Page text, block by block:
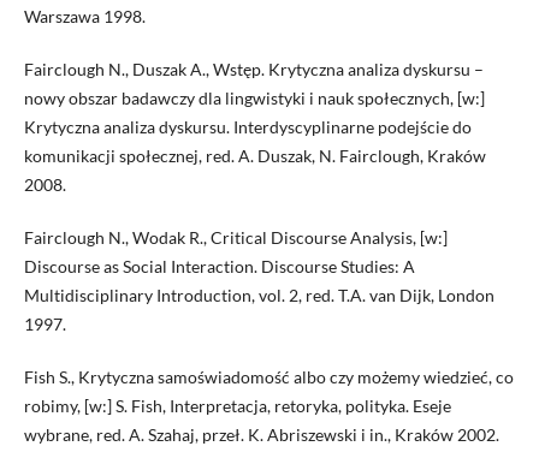
Warszawa 1998.
Fairclough N., Duszak A., Wstęp. Krytyczna analiza dyskursu –
nowy obszar badawczy dla lingwistyki i nauk społecznych, [w:]
Krytyczna analiza dyskursu. Interdyscyplinarne podejście do
komunikacji społecznej, red. A. Duszak, N. Fairclough, Kraków
2008.
Fairclough N., Wodak R., Critical Discourse Analysis, [w:]
Discourse as Social Interaction. Discourse Studies: A
Multidisciplinary Introduction, vol. 2, red. T.A. van Dijk, London
1997.
Fish S., Krytyczna samoświadomość albo czy możemy wiedzieć, co
robimy, [w:] S. Fish, Interpretacja, retoryka, polityka. Eseje
wybrane, red. A. Szahaj, przeł. K. Abriszewski i in., Kraków 2002.